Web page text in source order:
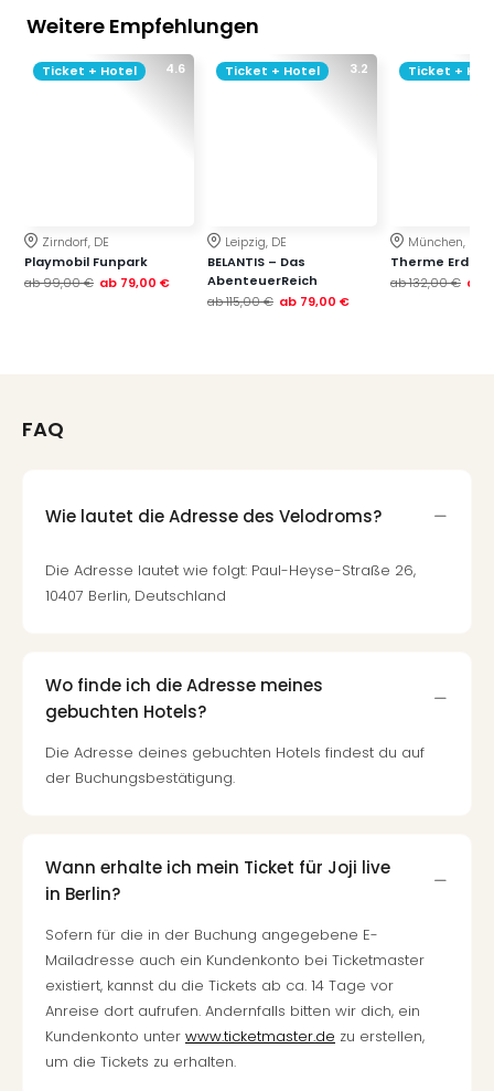
Weitere Empfehlungen
4.6
Ticket + Hotel
Zirndorf, DE
Playmobil Funpark
ab99,00 € ab 79,00 €
3.2
Ticket + Hotel
Leipzig, DE
BELANTIS – Das
AbenteuerReich
ab115,00 € ab 79,00 €
Ticket +
München, DE
Therme Erding
ab132,00 € ab
FAQ
Wie lautet die Adresse des Velodroms?
Die Adresse lautet wie folgt: Paul-Heyse-Straße 26,
10407 Berlin, Deutschland
Wo finde ich die Adresse meines
gebuchten Hotels?
Die Adresse deines gebuchten Hotels findest du auf
der Buchungsbestätigung.
Wann erhalte ich mein Ticket für Joji live
in Berlin?
Sofern für die in der Buchung angegebene E-
Mailadresse auch ein Kundenkonto bei Ticketmaster
existiert, kannst du die Tickets ab ca. 14 Tage vor
Anreise dort aufrufen. Andernfalls bitten wir dich, ein
Kundenkonto unter www.ticketmaster.de zu erstellen,
um die Tickets zu erhalten.